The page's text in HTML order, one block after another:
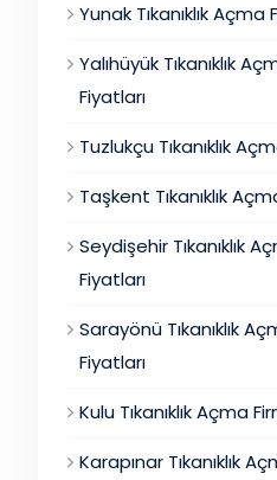
Yunak Tıkanıklık Açma
Yalıhüyük Tıkanıklık
Fiyatları
Tuzlukçu Tıkanıklık
Taşkent Tıkanıklık
Seydişehir Tıkanıklık
Fiyatları
Sarayönü Tıkanıklık
Fiyatları
Kulu Tıkanıklık Açma
Karapınar Tıkanıklık